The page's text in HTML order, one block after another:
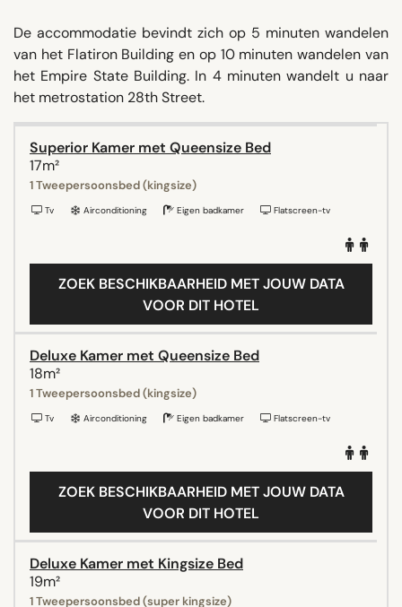
De accommodatie bevindt zich op 5 minuten wandelen
van het Flatiron Building en op 10 minuten wandelen van
het Empire State Building. In 4 minuten wandelt u naar
het metrostation 28th Street.
Superior Kamer met Queensize Bed
17m²
1 Tweepersoonsbed (kingsize)
Tv Airconditioning Eigen badkamer Flatscreen-tv
ZOEK BESCHIKBAARHEID MET JOUW DATA
VOOR DIT HOTEL
Deluxe Kamer met Queensize Bed
18m²
1 Tweepersoonsbed (kingsize)
Tv Airconditioning Eigen badkamer Flatscreen-tv
ZOEK BESCHIKBAARHEID MET JOUW DATA
VOOR DIT HOTEL
Deluxe Kamer met Kingsize Bed
19m²
1 Tweepersoonsbed (super kingsize)